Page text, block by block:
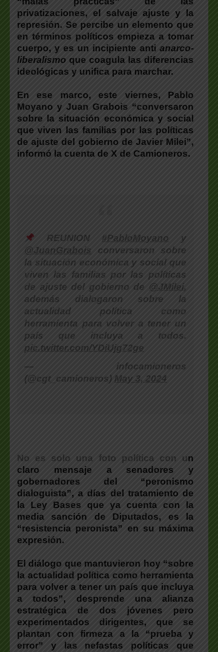
privatizaciones, el salvaje ajuste y la
represión. Se percibe un elemento que
en términos políticos empieza a tomar
cuerpo, y es un incipiente anti anarco-
liberalismo que coagula las diferencias
ideológicas y unifica para marchar.
En ese marco, este viernes, Pablo
Moyano y Juan Grabois “conversaron
sobre la situación económica y social
que viven las familias por las políticas
de ajuste del gobierno de Javier Milei”,
informó la cuenta de X de Camioneros.
REUNION #PabloMoyano
y
@JuanGrabois conversaron sobre
la situación económica y social que
viven las familias por las políticas
de ajuste del gobierno de @JMilei,
además dialogaron sobre la
actualidad política como
herramienta para volver a tener un
país que incluya a todos.
pic.twitter.com/YDiUjg72ge
— infocamioneros
(@cgt_camioneros) May 3, 2024
No es solo una foto política con u n
claro mensaje a senadores y
gobernadores del “peronismo
dialoguista”, a días del tratamiento de
la Ley Bases que ya cuenta con la
media sanción de Diputados, es la
“resistencia peronista” en su máxima
expresión.
El diálogo que mantuvieron hoy “sobre
la actualidad política como herramienta
para volver a tener un país que incluya
a todos”, desprende una alianza
estratégica de dos jóvenes pero
experimentados dirigentes, que se
plantan con firmeza a la “prueba y
error” y las nefastas políticas que